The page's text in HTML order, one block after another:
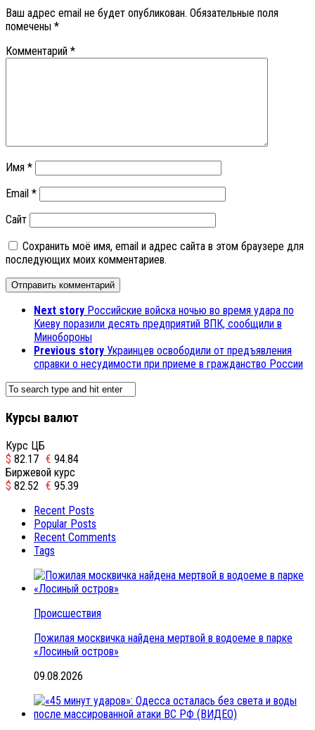
Ваш адрес email не будет опубликован. Обязательные поля
помечены *
Комментарий *
Имя *
Email *
Сайт
Сохранить моё имя, email и адрес сайта в этом браузере для
последующих моих комментариев.
Next story Российские войска ночью во время удара по
Киеву поразили десять предприятий ВПК, сообщили в
Минобороны
Previous story Украинцев освободили от предъявления
справки о несудимости при приеме в гражданство России
Курсы валют
Курс ЦБ
$ 82.17 € 94.84
Биржевой курс
$ 82.52 € 95.39
Recent Posts
Popular Posts
Recent Comments
Tags
Происшествия
Пожилая москвичка найдена мертвой в водоеме в парке
«Лосиный остров»
09.08.2026